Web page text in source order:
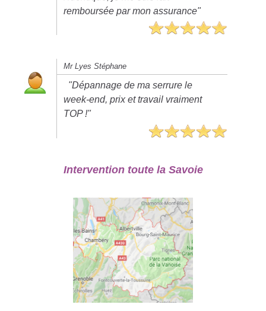
remboursée par mon assurance"
Mr Lyes Stéphane
"Dépannage de ma serrure le
week-end, prix et travail vraiment
TOP !"
Intervention toute la Savoie